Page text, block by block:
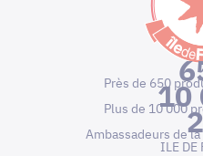
Près de 65010
Plus de 10 000
Ambassadeurs de la
ILE DE